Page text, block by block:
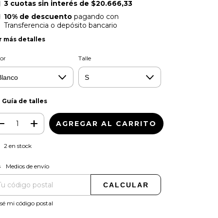
3 cuotas sin interés de $20.666,33
10% de descuentopagando con
Transferencia o depósito bancario
más detalles
Talle
Guía de talles
2en stock
para el CP:
Medios de envío
CALCULAR
mi código postal